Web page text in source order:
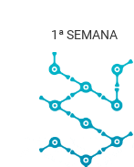
1ª SEMANA